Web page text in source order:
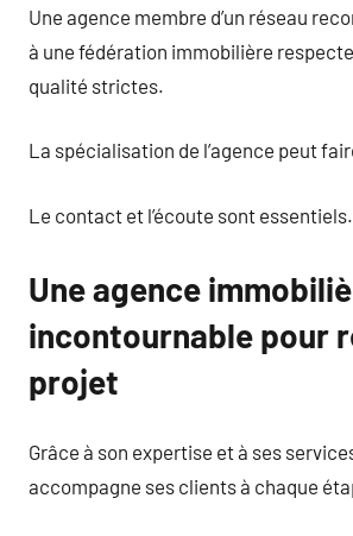
Une agence membre d’un réseau
à une fédération immobilière
qualité strictes.
La spécialisation de l’agence peut
Le contact et l’écoute sont essentiels.
Une agence
incontournable pour
projet
Grâce à son expertise et à ses
accompagne ses clients à chaque